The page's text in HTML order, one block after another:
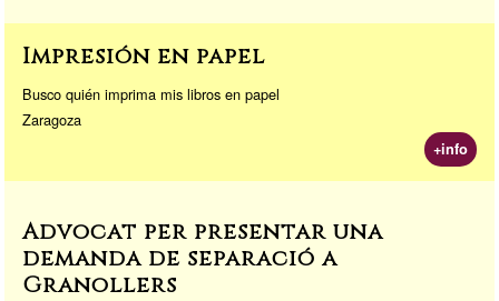
Impresión en papel
Busco quién imprima mis libros en papel
Zaragoza
+info
Advocat per presentar una
demanda de separació a
Granollers